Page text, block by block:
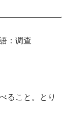
调查
ること。とり